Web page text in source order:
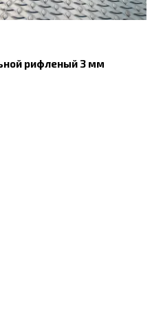
рифленый 3 мм